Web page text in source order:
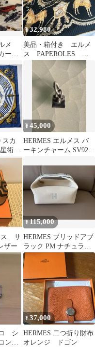
メ
フ
¥32,980
美品・箱付き エルメ
ス PAPEROLES 馬
車と貴族 プリーツカ
レ カレ90
スカ
星術
¥45,000
HERMES エルメス バ
ーキンチャーム SV925
ス サ
ザー
¥115,000
HERMES ブリッドアブ
ラック PM ナチュラル
新品
コ シ
ンビ
¥37,000
HERMES 二つ折り財布
オレンジ ドゴン